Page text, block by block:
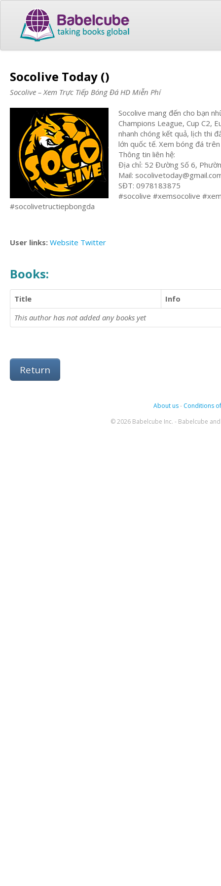
Socolive Today ()
Socolive – Xem Trực Tiếp Bóng Đá HD Miễn Phí
Socolive mang đến cho bạn
Champions League, Cup C2,
nhanh chóng kết quả, lịch thi
lớn quốc tế. Xem bóng đá
Thông tin liên hệ:
Địa chỉ: 52 Đường Số 6,
Mail:
SĐT: 0978183875
#socolive #xemsocolive
#socolivetructiepbongda
User links: Website Twitter
Books:
Title
Info
This author has not added any books yet
Return
About us- Conditions
© 2026 Babelcube Inc. - Babelcube